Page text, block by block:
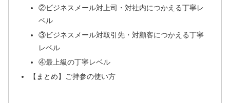
②ビジネスメール対上司・対社内につかえる丁寧レ
ベル
③ビジネスメール対取引先・対顧客につかえる丁寧
レベル
④最上級の丁寧レベル
【まとめ】ご持参の使い方